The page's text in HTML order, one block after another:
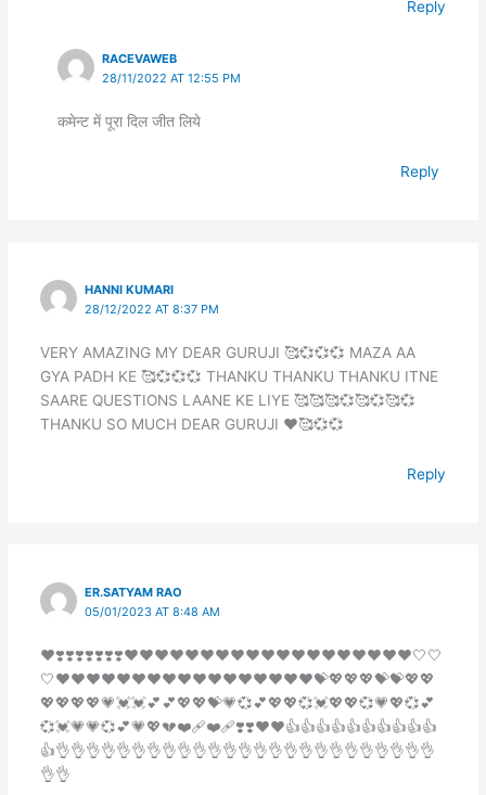
Reply
RACEVAWEB
28/11/2022 AT 12:55 PM
कमेन्ट में पूरा दिल जीत लिये
Reply
HANNI KUMARI
28/12/2022 AT 8:37 PM
VERY AMAZING MY DEAR GURUJI 🥰💞💞💞 MAZA AA
GYA PADH KE 🥰💞💞💞 THANKU THANKU THANKU ITNE
SAARE QUESTIONS LAANE KE LIYE 🥰🥰🥰💞🥰💞🥰💞
THANKU SO MUCH DEAR GURUJI ❤️🥰💞💞
Reply
ER.SATYAM RAO
05/01/2023 AT 8:48 AM
❤️❣️❣️❣️❣️❣️❣️❣️♥️♥️♥️♥️♥️♥️♥️♥️♥️♥️♥️♥️♥️♥️♥️♥️♥️♥️♥️🤍🤍
🤍♥️♥️♥️♥️♥️♥️♥️♥️♥️♥️♥️♥️♥️♥️♥️♥️♥️💝💖💖💖💝💝💖💖
💖💖💖💖💗💓💓💕💕💖💖💝💗💞💕💖💖💞💓💖💖💞💗💖💞💕
💞💓💗💗💞💕💗💖💔❤️‍🩹❤️‍🩹❣️❣️♥️♥️👍👍👍👍👍👍👍👍👍👍
👍👌👌👌👌👌👌👌👌👌👌👌👌👌👌👌👌👌👌👌👌👌👌👌👌👌
👌👌